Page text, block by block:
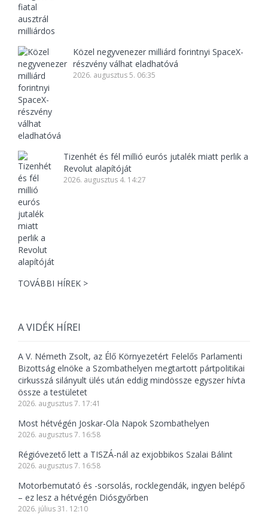
Közel negyvenezer milliárd forintnyi SpaceX-
részvény válhat eladhatóvá
2026. augusztus 5. 06:35
Tizenhét és fél millió eurós jutalék miatt perlik a
Revolut alapítóját
2026. augusztus 4. 14:27
TOVÁBBI HÍREK >
A VIDÉK HÍREI
A V. Németh Zsolt, az Élő Környezetért Felelős Parlamenti
Bizottság elnöke a Szombathelyen megtartott pártpolitikai
cirkusszá silányult ülés után eddig mindössze egyszer hívta
össze a testületet
2026. augusztus 7. 17:41
Most hétvégén Joskar-Ola Napok Szombathelyen
2026. augusztus 7. 16:58
Régióvezető lett a TISZÁ-nál az exjobbikos Szalai Bálint
2026. augusztus 7. 16:58
Motorbemutató és -sorsolás, rocklegendák, ingyen belépő
– ez lesz a hétvégén Diósgyőrben
2026. július 31. 12:10